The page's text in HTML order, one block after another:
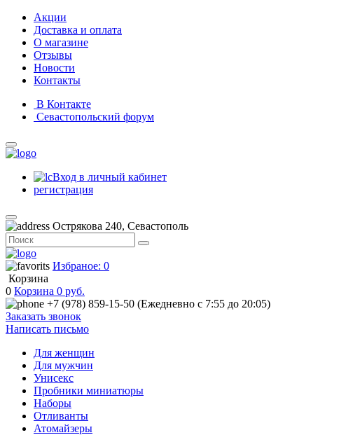
Акции
Доставка и оплата
О магазине
Отзывы
Новости
Контакты
В Контакте
Севастопольский форум
Вход в личный кабинет
регистрация
Острякова 240, Севастополь
Избраное: 0
Корзина
0 Корзина 0 руб.
+7 (978) 859-15-50 (Ежедневно с 7:55 до 20:05)
Заказать звонок
Написать письмо
Для женщин
Для мужчин
Унисекс
Пробники миниатюры
Наборы
Отливанты
Атомайзеры